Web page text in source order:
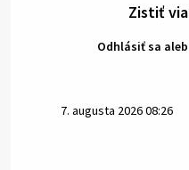
Zistiť
Odhlásiť sa
7. augusta 2026 08:26